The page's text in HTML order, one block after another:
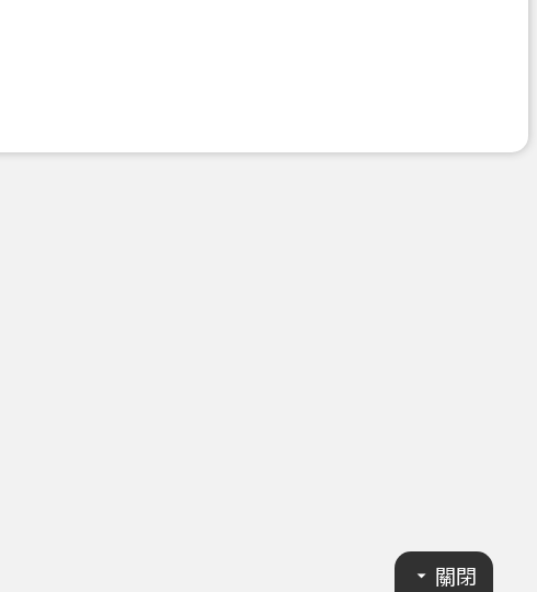
關閉